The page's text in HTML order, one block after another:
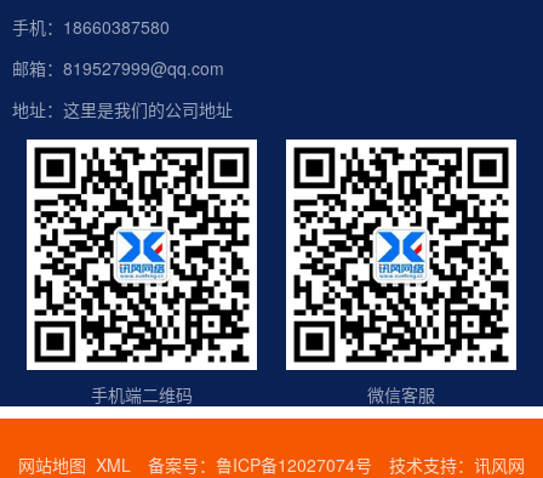
手机：18660387580
邮箱：819527999@qq.com
地址：这里是我们的公司地址
手机端二维码 微信客服
网站地图 XML 备案号： 鲁ICP备12027074号 技术支持： 讯风网